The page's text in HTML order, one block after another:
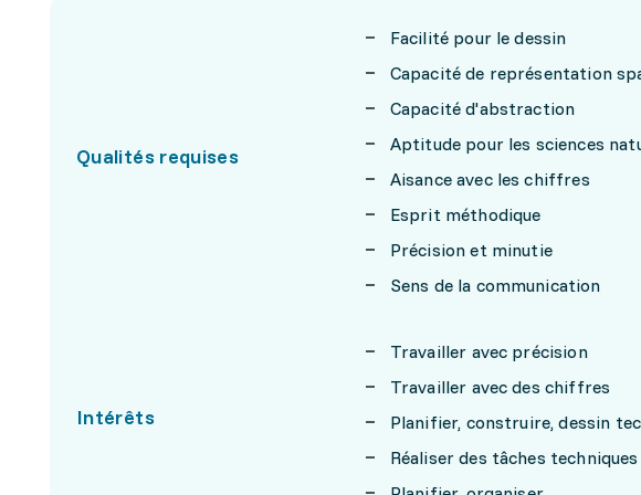
Qualités requises
Facilité pour le dessin
Capacité de représentation
Capacité d'abstraction
Aptitude pour les sciences
Aisance avec les chiffres
Esprit méthodique
Précision et minutie
Sens de la communication
Intérêts
Travailler avec précision
Travailler avec des chiffres
Planifier, construire, dessin
Réaliser des tâches techniques